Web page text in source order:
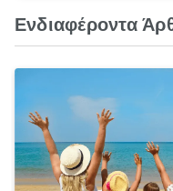
Ενδιαφέροντα